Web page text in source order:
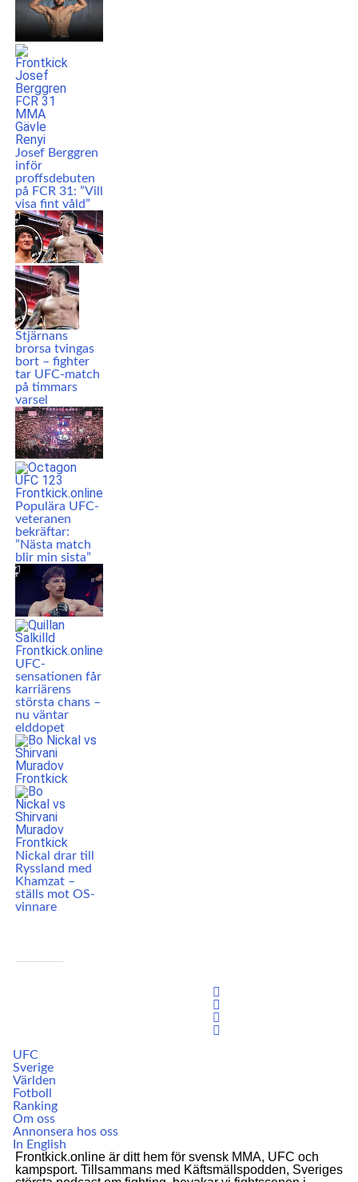
Josef Berggren
inför
proffsdebuten
på FCR 31: ”Vill
visa fint våld”
Stjärnans
brorsa tvingas
bort – fighter
tar UFC-match
på timmars
varsel
Populära UFC-
veteranen
bekräftar:
”Nästa match
blir min sista”
UFC-
sensationen får
karriärens
största chans –
nu väntar
elddopet
Nickal drar till
Ryssland med
Khamzat –
ställs mot OS-
vinnare
UFC
Sverige
Världen
Fotboll
Ranking
Om oss
Annonsera hos oss
In English
Frontkick.online är ditt hem för svensk MMA, UFC och
kampsport. Tillsammans med Käftsmällspodden, Sveriges